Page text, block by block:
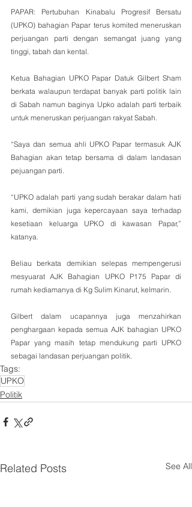
PAPAR: Pertubuhan Kinabalu Progresif Bersatu
(UPKO) bahagian Papar terus komited meneruskan
perjuangan parti dengan semangat juang yang
tinggi, tabah dan kental.
Ketua Bahagian UPKO Papar Datuk Gilbert Sham
berkata walaupun terdapat banyak parti politik lain
di Sabah namun baginya Upko adalah parti terbaik
untuk meneruskan perjuangan rakyat Sabah.
“Saya dan semua ahli UPKO Papar termasuk AJK
Bahagian akan tetap bersama di dalam landasan
pejuangan parti.
“UPKO adalah parti yang sudah berakar dalam hati
kami, demikian juga kepercayaan saya terhadap
kesetiaan keluarga UPKO di kawasan Papar,”
katanya.
Beliau berkata demikian selepas mempengerusi
mesyuarat AJK Bahagian UPKO P175 Papar di
rumah kediamanya di Kg Sulim Kinarut, kelmarin.
Gilbert dalam ucapannya juga menzahirkan
penghargaan kepada semua AJK bahagian UPKO
Papar yang masih tetap mendukung parti UPKO
sebagai landasan perjuangan politik.
Tags:
UPKO
Politik
Related Posts See All